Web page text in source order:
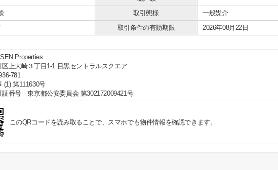
取引態様
一般媒介
取引条件の有効期限
2026年08月22日
Properties
区上大崎３丁目1-1 目黒セントラルスクエア
781
(1) 第111630号
証番号 東京都公安委員会 第302172009421号
このQRコードを読み取ることで、スマホでも物件情報を確認できます。